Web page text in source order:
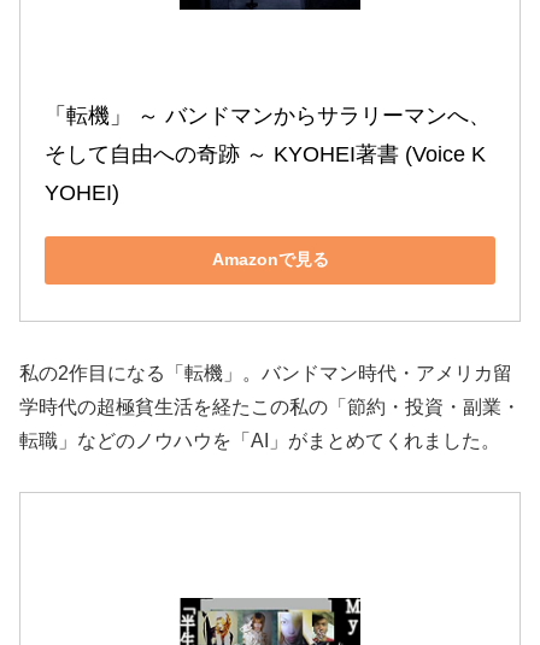
「転機」 ～ バンドマンからサラリーマンへ、
そして自由への奇跡 ～ KYOHEI著書 (Voice K
YOHEI)
Amazonで見る
私の2作目になる「転機」。バンドマン時代・アメリカ留
学時代の超極貧生活を経たこの私の「節約・投資・副業・
転職」などのノウハウを「AI」がまとめてくれました。